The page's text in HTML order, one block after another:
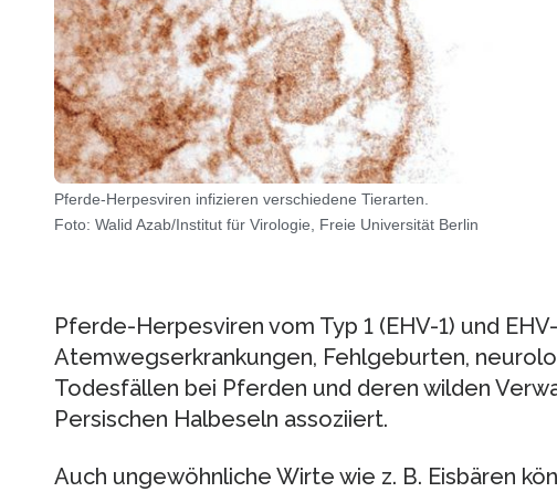
Pferde-Herpesviren infizieren verschiedene Tierarten.
Foto: Walid Azab/Institut für Virologie, Freie Universität Berlin
Pferde-Herpesviren vom Typ 1 (EHV-1) und
Atemwegserkrankungen, Fehlgeburten,
Todesfällen bei Pferden und deren wilden
Persischen Halbeseln assoziiert.
Auch ungewöhnliche Wirte wie z. B. Eisbären